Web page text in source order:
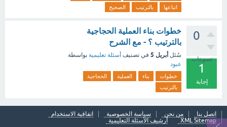
اتباعها
بالترتيب الصحيح
0
تصويتات
1
إجابة
خطوات بناء العملية الحجاجية
بالترتيب ؟ - مع الشرح
سُئل أبريل 5 في تصنيف أسئلة تعليمية بواسطة
عبود
خطوات بناء العملية
الحجاجية
بالترتيب
اتصل بنا من نحن سياسة الخصوصية
اتفاقية الاستخدام
XML Sitemap
أرشيف الأسئلة التعليمية